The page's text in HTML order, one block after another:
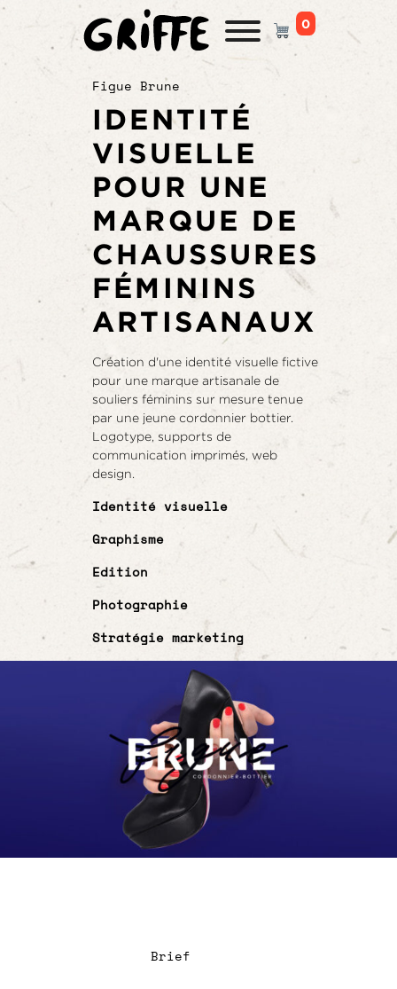
PANIER
0
Figue Brune
IDENTITÉ
VISUELLE
POUR UNE
MARQUE DE
CHAUSSURES
FÉMININS
ARTISANAUX
Création d'une identité visuelle fictive
pour une marque artisanale de
souliers féminins sur mesure tenue
par une jeune cordonnier bottier.
Logotype, supports de
communication imprimés, web
design.
Identité visuelle
Graphisme
Edition
Photographie
Stratégie marketing
Brief